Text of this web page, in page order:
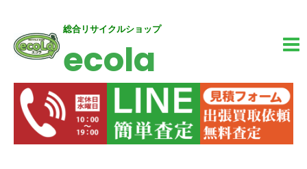
総合リサイクルショップ
ecola